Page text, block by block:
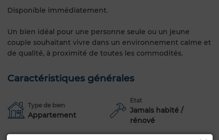
Disponible immédiatement.
Un bien idéal pour une personne seule ou un jeune
couple souhaitant vivre dans un environnement calme et
de qualité, à proximité de toutes les commodités.
Caractéristiques générales
Type de bien
Appartement
Etat
Jamais habité /
rénové